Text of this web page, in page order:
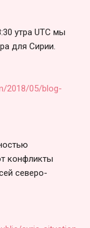
утра UTC мы
для Сирии.
2018/05/blog-
конфликты
северо-